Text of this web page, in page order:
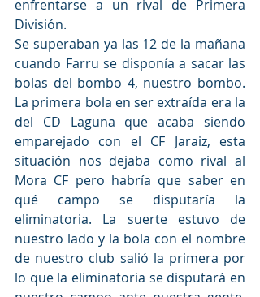
enfrentarse a un rival de Primera
División.
Se superaban ya las 12 de la mañana
cuando Farru se disponía a sacar las
bolas del bombo 4, nuestro bombo.
La primera bola en ser extraída era la
del CD Laguna que acaba siendo
emparejado con el CF Jaraiz, esta
situación nos dejaba como rival al
Mora CF pero habría que saber en
qué campo se disputaría la
eliminatoria. La suerte estuvo de
nuestro lado y la bola con el nombre
de nuestro club salió la primera por
lo que la eliminatoria se disputará en